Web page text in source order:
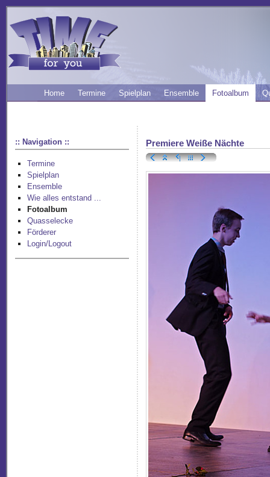
Home Termine Spielplan Ensemble Fotoalbum
:: Navigation ::
Termine
Spielplan
Ensemble
Wie alles entstand ...
Fotoalbum
Quasselecke
Förderer
Login/Logout
Premiere Weiße Nächte